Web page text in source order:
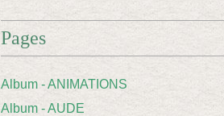
Pages
Album - ANIMATIONS
Album - AUDE